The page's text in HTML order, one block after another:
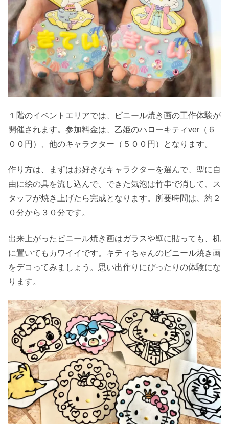
１階のイベントエリアでは、ビニール焼き画の工作体験が
開催されます。参加料金は、乙姫のハローキティver（６
００円）、他のキャラクター（５００円）となります。
作り方は、まずはお好きなキャラクターを選んで、型に自
由に絵の具を流し込んで、できた気泡は竹串で消して、ス
タッフが焼き上げたら完成となります。所要時間は、約２
０分から３０分です。
出来上がったビニール焼き画はガラスや壁に貼っても、机
に置いてもカワイイです。キティちゃんのビニール焼き画
をデコってみましょう。思い出作りにぴったりの体験にな
ります。